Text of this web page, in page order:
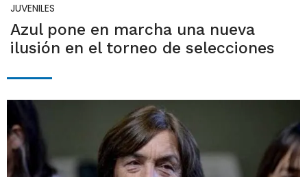
JUVENILES
Azul pone en marcha una nueva
ilusión en el torneo de selecciones